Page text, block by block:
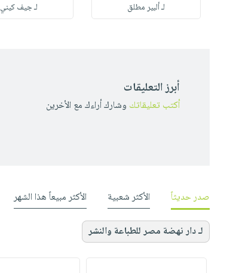
لـ ألبير مطلق
لـ جيف كيني
أبرز التعليقات
أكتب تعليقاتك وشارك أراءك مع الأخرين
صدر حديثاً الأكثر شعبية الأكثر مبيعاً هذا الشهر
لـ دار نهضة مصر للطباعة والنشر